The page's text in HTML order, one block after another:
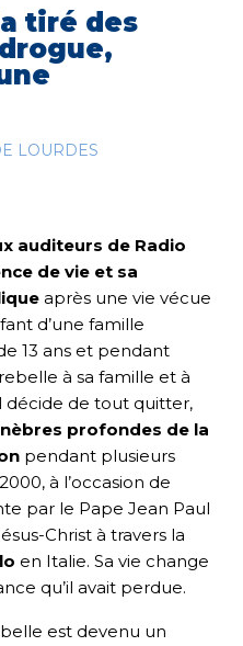
tiré des
LOURDES
auditeurs de Radio
de vie et sa
après une vie vécue
d’une famille
13 ans et pendant
à sa famille et à
décide de tout quitter,
profondes de la
pendant plusieurs
à l’occasion de
par le Pape Jean Paul
Christ à travers la
en Italie. Sa vie change
qu’il avait perdue.
est devenu un